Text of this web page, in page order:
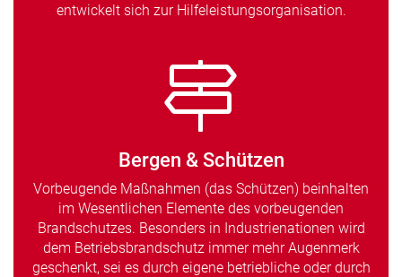
entwickelt sich zur Hilfeleistungsorganisation.
Bergen & Schützen
Vorbeugende Maßnahmen (das Schützen) beinhalten
im Wesentlichen Elemente des vorbeugenden
Brandschutzes. Besonders in Industrienationen wird
dem Betriebsbrandschutz immer mehr Augenmerk
geschenkt, sei es durch eigene betriebliche oder durch